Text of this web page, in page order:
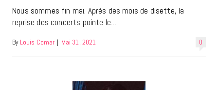
Nous sommes fin mai. Après des mois de disette, la
reprise des concerts pointe le…
0
By Louis Comar | Mai 31, 2021